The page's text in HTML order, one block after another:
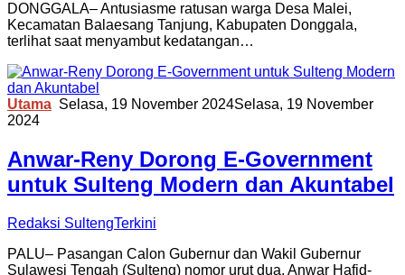
DONGGALA– Antusiasme ratusan warga Desa Malei,
Kecamatan Balaesang Tanjung, Kabupaten Donggala,
terlihat saat menyambut kedatangan…
Utama Selasa, 19 November 2024Selasa, 19 November
2024
Anwar-Reny Dorong E-Government
untuk Sulteng Modern dan Akuntabel
Redaksi SultengTerkini
PALU– Pasangan Calon Gubernur dan Wakil Gubernur
Sulawesi Tengah (Sulteng) nomor urut dua, Anwar Hafid-